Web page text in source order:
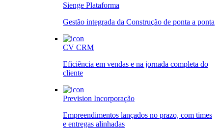
Sienge Plataforma
Gestão integrada da Construção de ponta a ponta
CV CRM
Eficiência em vendas e na jornada completa do
cliente
Prevision Incorporação
Empreendimentos lançados no prazo, com times
e entregas alinhadas